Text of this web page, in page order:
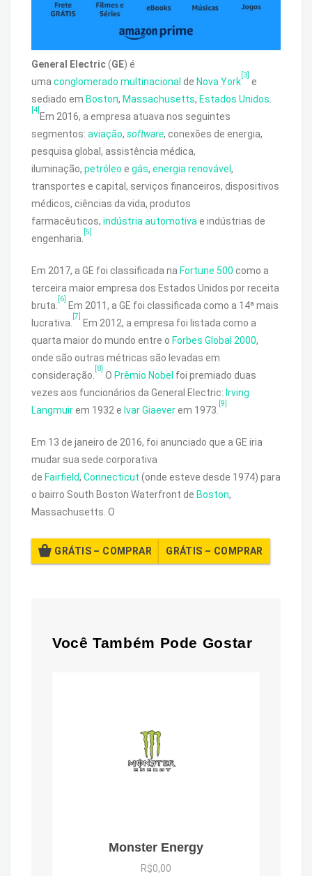
General Electric(GE) é
uma conglomerado multinacional de Nova York
[3]
e
sediado em Boston, Massachusetts, Estados Unidos
[4]
Em 2016, a empresa atuava nos seguintes
segmentos: aviação, software, conexões de energia,
pesquisa global, assistência médica,
iluminação, petróleo e gás, energia renovável ,
transportes e capital, serviços financeiros, dispositivos
médicos, ciências da vida, produtos
farmacêuticos, indústria automotiva e indústrias de
engenharia.
[5]
Em 2017, a GE foi classificada na Fortune 500 como a
terceira maior empresa dos Estados Unidos por receita
bruta.
[6]
Em 2011, a GE foi classificada como a 14ª mais
lucrativa.
[7]
Em 2012, a empresa foi listada como a
quarta maior do mundo entre o Forbes Global 2000,
onde são outras métricas são levadas em
consideração.
[8]
O Prêmio Nobel foi premiado duas
vezes aos funcionários da General Electric: Irving
Langmuirem 1932 e Ivar Giaeverem 1973.
[9]
Em 13 de janeiro de 2016, foi anunciado que a GE iria
mudar sua sede corporativa
de Fairfield, Connecticut (onde esteve desde 1974) para
o bairro South Boston Waterfront de Boston,
Massachusetts. O
GRÁTIS – COMPRAR
Você Também Pode Gostar
Monster Energy
R$0,00